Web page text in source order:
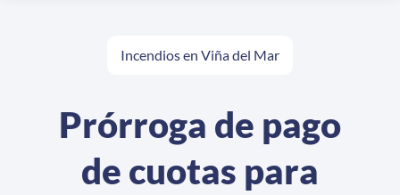
Incendios en Viña del Mar
Prórroga de pago
de cuotas para